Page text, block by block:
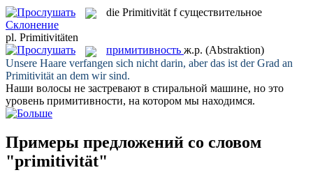
die Primitivität f существительное
Склонение
pl. Primitivitäten
примитивность ж.р. (Abstraktion)
Unsere Haare verfangen sich nicht darin, aber das ist der Grad an
Primitivität an dem wir sind.
Наши волосы не застревают в стиральной машине, но это
уровень примитивности, на котором мы находимся.
Примеры предложений со словом
"primitivität"